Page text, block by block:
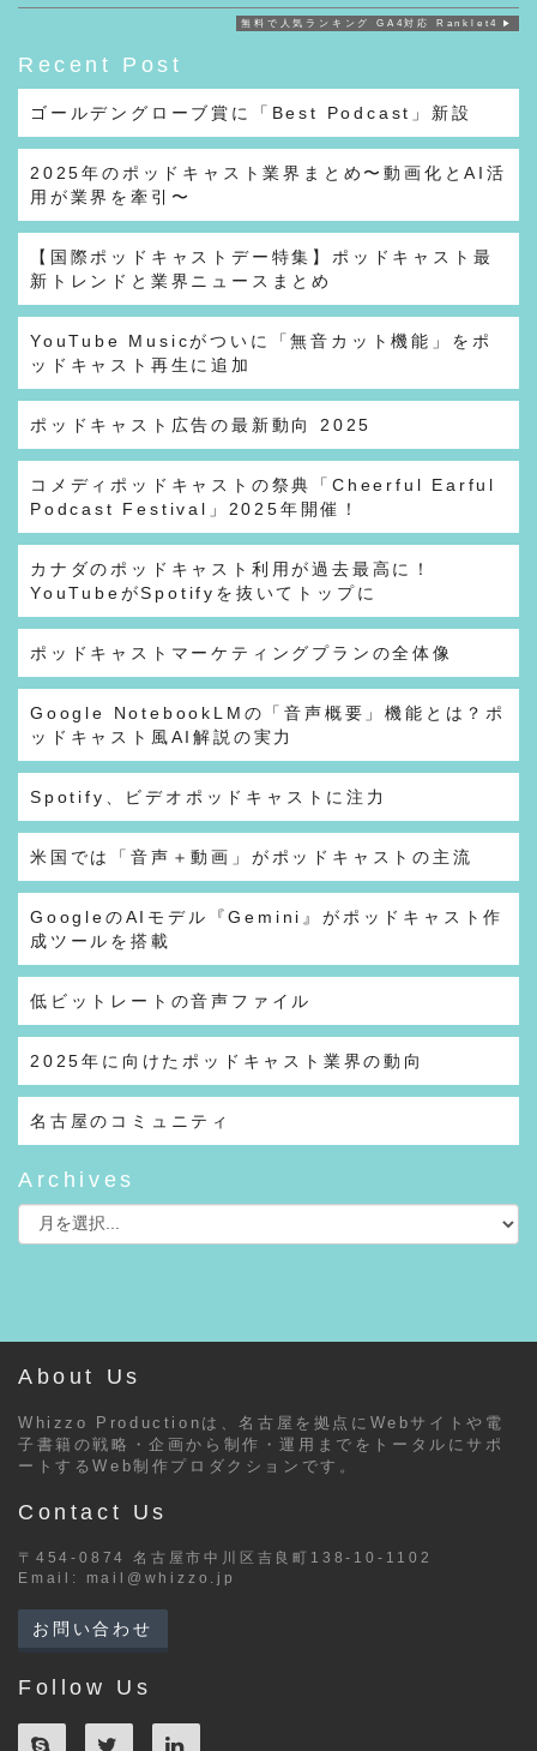
無料で人気ランキング GA4対応 Ranklet4
Recent Post
ゴールデングローブ賞に「Best Podcast」新設
2025年のポッドキャスト業界まとめ〜動画化とAI活
用が業界を牽引〜
【国際ポッドキャストデー特集】ポッドキャスト最
新トレンドと業界ニュースまとめ
YouTube Musicがついに「無音カット機能」をポ
ッドキャスト再生に追加
ポッドキャスト広告の最新動向 2025
コメディポッドキャストの祭典「Cheerful Earful
Podcast Festival」2025年開催！
カナダのポッドキャスト利用が過去最高に！
YouTubeがSpotifyを抜いてトップに
ポッドキャストマーケティングプランの全体像
Google NotebookLMの「音声概要」機能とは？ポ
ッドキャスト風AI解説の実力
Spotify、ビデオポッドキャストに注力
米国では「音声＋動画」がポッドキャストの主流
GoogleのAIモデル『Gemini』がポッドキャスト作
成ツールを搭載
低ビットレートの音声ファイル
2025年に向けたポッドキャスト業界の動向
名古屋のコミュニティ
Archives
About Us
Whizzo Productionは、名古屋を拠点にWebサイトや電
子書籍の戦略・企画から制作・運用までをトータルにサポ
ートするWeb制作プロダクションです。
Contact Us
〒454-0874 名古屋市中川区吉良町138-10-1102
Email: mail@whizzo.jp
お問い合わせ
Follow Us